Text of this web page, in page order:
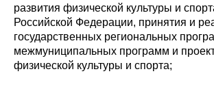
развития физической культуры и
Российской Федерации, принятия и
государственных региональных
межмуниципальных программ и
физической культуры и спорта;